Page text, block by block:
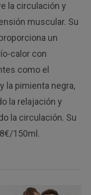
la circulación y
muscular. Su
un
calor con
como el
la pimienta negra,
la relajación y
la circulación. Su
150ml.